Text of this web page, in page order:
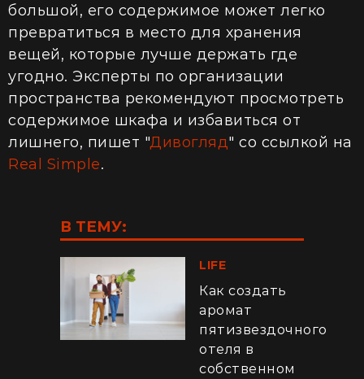
большой, его содержимое может легко
превратиться в место для хранения
вещей, которые лучше держать где
угодно. Эксперты по организации
пространства рекомендуют просмотреть
содержимое шкафа и избавиться от
лишнего, пишет "Дивогляд" со ссылкой на
Real Simple.
В ТЕМУ:
LIFE
Как создать
аромат
пятизвездочного
отеля в
собственном